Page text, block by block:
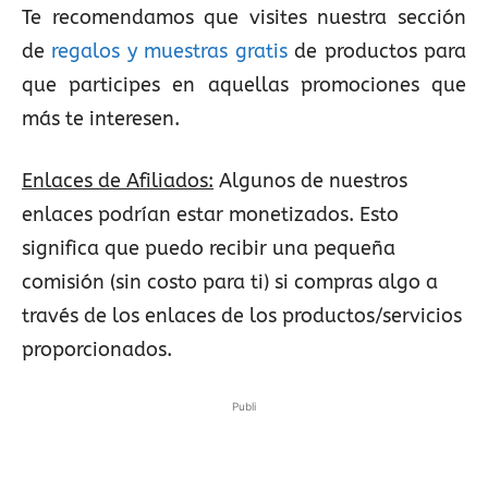
Te recomendamos que visites nuestra sección
de regalos y muestras gratisde productos para
que participes en aquellas promociones que
más te interesen.
Enlaces de Afiliados: Algunos de nuestros
enlaces podrían estar monetizados. Esto
significa que puedo recibir una pequeña
comisión (sin costo para ti) si compras algo a
través de los enlaces de los productos/servicios
proporcionados.
Publi